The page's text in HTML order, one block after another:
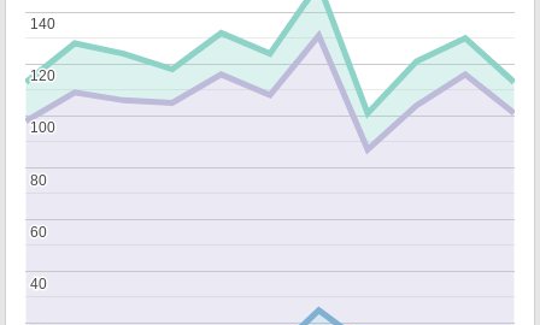
40
40
60
60
80
80
100
100
120
120
140
140